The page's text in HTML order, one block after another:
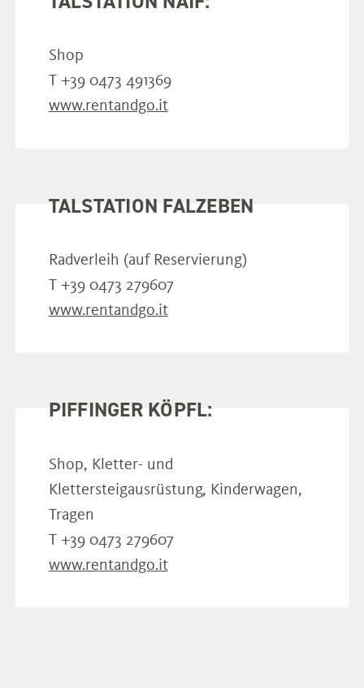
Shop
T +39 0473 491369
www.rentandgo.it
TALSTATION FALZEBEN
Radverleih (auf Reservierung)
T +39 0473 279607
www.rentandgo.it
PIFFINGER KÖPFL:
Shop, Kletter- und
Klettersteigausrüstung, Kinderwagen,
Tragen
T +39 0473 279607
www.rentandgo.it